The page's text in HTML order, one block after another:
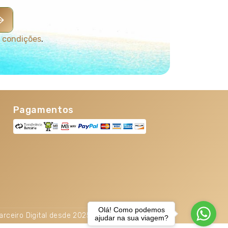
.
Pagamentos
Digital desde 2025. TOP 5% Melhores PME
Olá! Como podemos
ajudar na sua viagem?